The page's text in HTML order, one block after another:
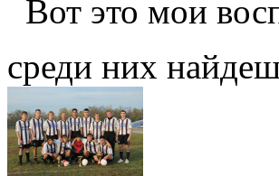
Вот это мои
среди них